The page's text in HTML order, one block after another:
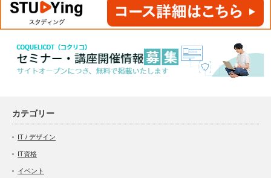
カテゴリー
IT / デザイン
IT資格
イベント